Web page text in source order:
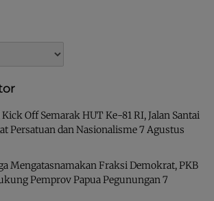
Off Semarak HUT Ke-81 RI, Jalan Santai
Persatuan dan Nasionalisme7 Agustus
Mengatasnamakan Fraksi Demokrat, PKB
Pemprov Papua Pegunungan 7